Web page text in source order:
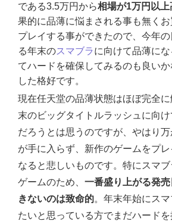
である3.5万円から相場が1万円以上
果的に品薄に悩まされる事も無く
プレイする事ができたので、今年
る年末のスマブラに向けて品薄に
てハードを確保してみるのも良い
した格好です。
現在任天堂の品薄状態はほぼ完全
末のビッグタイトルラッシュに向
だろうとは思うのですが、やはり
が手に入らず、新作のゲームをプ
なると悲しいものです。特にスマ
ゲームのため、 一番盛り上がる発
きないのは致命的。年末年始にス
たいと思っている方でまだハード